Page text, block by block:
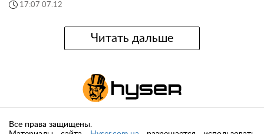
17:07 07.12
Читать дальше
Все права защищены.